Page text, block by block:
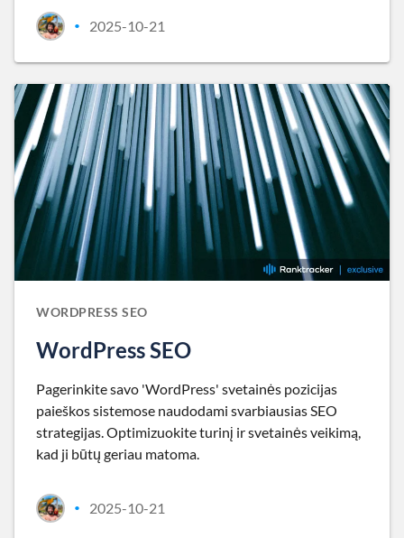
• 2025-10-21
WORDPRESS SEO
WordPress SEO
Pagerinkite savo 'WordPress' svetainės pozicijas
paieškos sistemose naudodami svarbiausias SEO
strategijas. Optimizuokite turinį ir svetainės veikimą,
kad ji būtų geriau matoma.
• 2025-10-21